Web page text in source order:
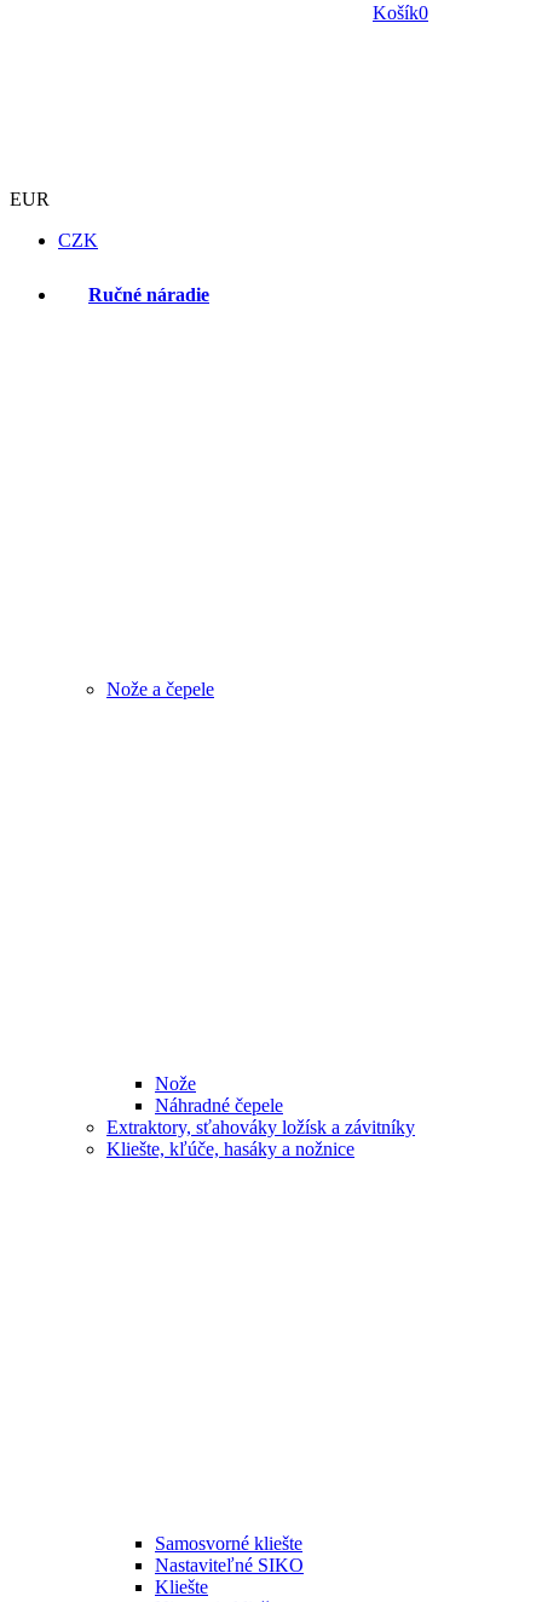
Košík0
EUR
CZK
Ručné náradie
Nože a čepele
Nože
Náhradné čepele
Extraktory, sťahováky ložísk a závitníky
Kliešte, kľúče, hasáky a nožnice
Samosvorné kliešte
Nastaviteľné SIKO
Kliešte